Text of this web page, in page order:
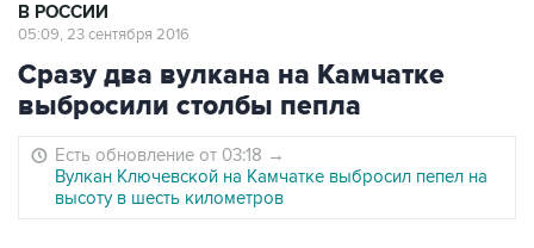
В РОССИИ
05:09, 23 сентября 2016
Сразу два вулкана на Камчатке
выбросили столбы пепла
Есть обновление от 03:18 →
Вулкан Ключевской на Камчатке выбросил пепел на
высоту в шесть километров